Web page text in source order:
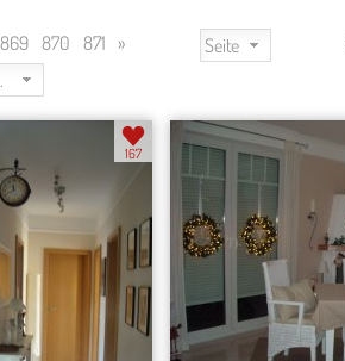
869 870 871 » Seite
167